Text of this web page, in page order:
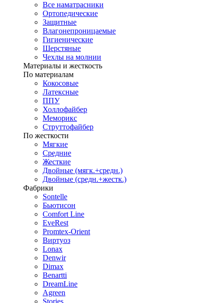
Все наматрасники
Ортопедические
Защитные
Влагонепроницаемые
Гигиенические
Шерстяные
Чехлы на молнии
Материалы и жесткость
По материалам
Кокосовые
Латексные
ППУ
Холлофайбер
Меморикс
Струттофайбер
По жесткости
Мягкие
Средние
Жесткие
Двойные (мягк.+средн.)
Двойные (средн.+жестк.)
Фабрики
Sontelle
Бьютисон
Comfort Line
EveRest
Promtex-Orient
Виртуоз
Lonax
Denwir
Dimax
Benartti
DreamLine
Agreen